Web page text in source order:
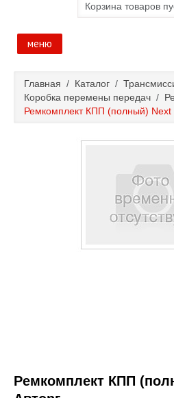
Корзина товаров
меню
Каталог
Полезные статьи
Главная / Каталог /
Коробка перемены передач /
Ремкомплект КПП (полный) Next
Ремкомплект КПП